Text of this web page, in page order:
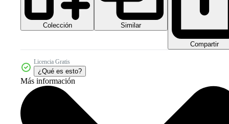
Colección Similar
Compartir
Licencia Gratis
¿Qué es esto?
Más información